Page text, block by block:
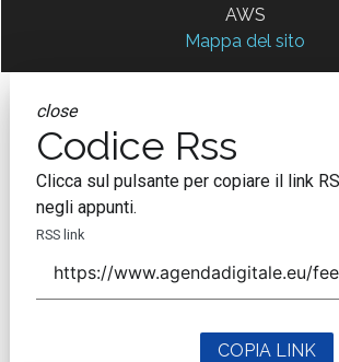
AWS
Mappa del sito
close
Codice Rss
Clicca sul pulsante per copiare il link
negli appunti.
RSS link
COPIA LINK